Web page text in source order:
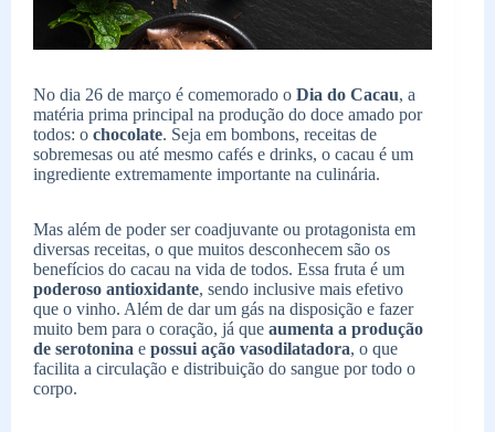
No dia 26 de março é comemorado o Dia do Cacau, a
matéria prima principal na produção do doce amado por
todos: o chocolate. Seja em bombons, receitas de
sobremesas ou até mesmo cafés e drinks, o cacau é um
ingrediente extremamente importante na culinária.
Mas além de poder ser coadjuvante ou protagonista em
diversas receitas, o que muitos desconhecem são os
benefícios do cacau na vida de todos. Essa fruta é um
poderoso antioxidante, sendo inclusive mais efetivo
que o vinho. Além de dar um gás na disposição e fazer
muito bem para o coração, já que aumenta a produção
de serotonina e possui ação vasodilatadora, o que
facilita a circulação e distribuição do sangue por todo o
corpo.